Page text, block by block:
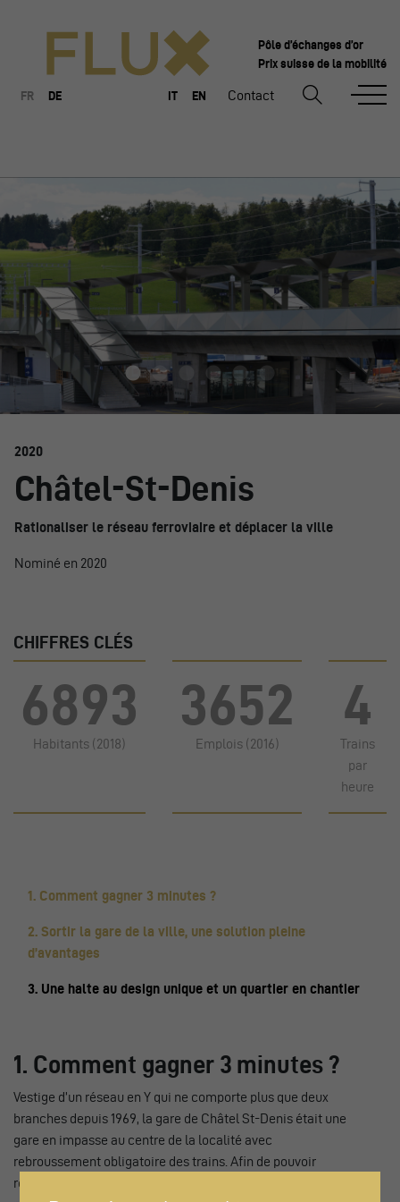
Pôle d’échanges d’or
Prix suisse de la mobilité
FR DE IT EN Contact
2020
Châtel-St-Denis
Rationaliser le réseau ferroviaire et déplacer la ville
Nominé en 2020
CHIFFRES CLÉS
6893
Habitants (2018)
3652
Emplois (2016)
4
Trains
par
heure
1. Comment gagner 3 minutes ?
2. Sortir la gare de la ville, une solution pleine
d’avantages
3. Une halte au design unique et un quartier en chantier
1. Comment gagner 3 minutes ?
Vestige d’un réseau en Y qui ne comporte plus que deux
branches depuis 1969, la gare de Châtel St-Denis était une
gare en impasse au centre de la localité avec
rebroussement obligatoire des trains. Afin de pouvoir
réaliser un RER fribourgeois avec un cadencement à 30